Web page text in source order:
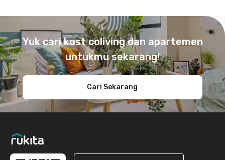
Yuk cari kost coliving dan apartemen
untukmu sekarang!
Cari Sekarang